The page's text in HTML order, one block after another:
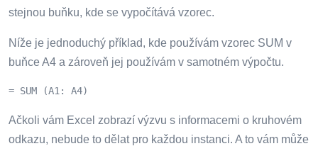
stejnou buňku, kde se vypočítává vzorec.
Níže je jednoduchý příklad, kde používám vzorec SUM v
buňce A4 a zároveň jej používám v samotném výpočtu.
= SUM (A1: A4)
Ačkoli vám Excel zobrazí výzvu s informacemi o kruhovém
odkazu, nebude to dělat pro každou instanci. A to vám může